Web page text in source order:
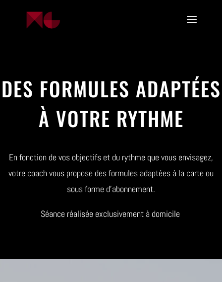
DES FORMULES ADAPTÉES
À VOTRE RYTHME
En fonction de vos objectifs et du rythme que vous envisagez,
votre coach vous propose des formules adaptées à la carte ou
sous forme d’abonnement.
Séance réalisée exclusivement à domicile